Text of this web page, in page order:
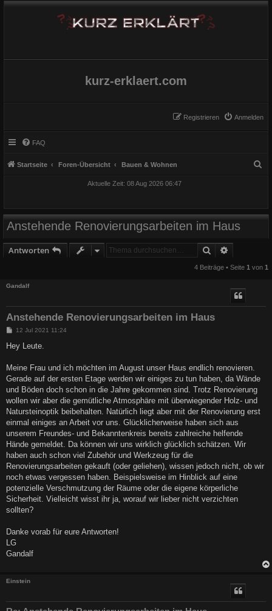
kurz-erklaert.com
Anmelden
Registrieren
FAQ
Startseite Foren-Übersicht Bauen & Wohnen
Aktuelle Zeit: 08 Aug 2026 06:47
Anstehende Renovierungsarbeiten im Haus
Antworten Suche
4 Beiträge • Seite 1 von 1
Gandalf
Anstehende Renovierungsarbeiten im Haus
B
i
a
12 Jul 2021 11:24
Hey Leute.
Meine Frau und ich möchten im August unser Haus endlich renovieren.
Gerade auf der ersten Etage werden wir einiges zu tun haben, da Wände
und Böden doch schon in die Jahre gekommen sind. Trotz Renovierung
wollen wir aber die gemütliche Atmosphäre mit überwiegender Holz- und
Natursteinoptik beibehalten. Natürlich liegt aber mit der Renovierung erst
einmal einiges an Arbeit vor uns. Glücklicherweise haben sich aus
unserem Freundes- und Bekanntenkreis bereits zahlreiche helfende
Hände gemeldet. Da können wir uns wirklich glücklich schätzen. Wir
haben auch schon viel Zubehör und Werkzeug für die
Renovierungsarbeiten gekauft (oder geliehen), wissen jedoch nicht, ob wir
noch etwas vergessen haben. Beispielsweise im Hinblick auf eine
potenzielle Verschmutzung der Räume oder die eigene körperliche
Sicherheit. Vielleicht wisst ihr ja, worauf wir lieber nicht verzichten
sollten?
Danke vorab für eure Antworten!
LG
Gandalf
Einstein